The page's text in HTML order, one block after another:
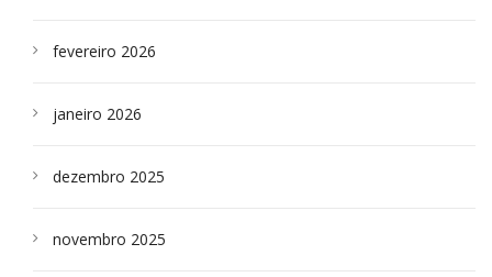
fevereiro 2026
janeiro 2026
dezembro 2025
novembro 2025